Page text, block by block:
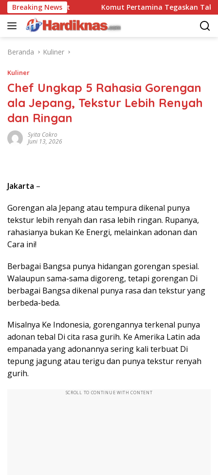
Langsung
ke
konten
Breaking News
90 Pasgat Komut Pertamina Tegaskan Tak Boleh
Beranda Kuliner
Kuliner
Chef Ungkap 5 Rahasia Gorengan
ala Jepang, Tekstur Lebih Renyah
dan Ringan
Syita Cokro
Juni 13, 2026
Jakarta –
Gorengan ala Jepang atau tempura dikenal punya
tekstur lebih renyah dan rasa lebih ringan. Rupanya,
rahasianya bukan Ke Energi, melainkan adonan dan
Cara ini!
Berbagai Bangsa punya hidangan gorengan spesial.
Walaupun sama-sama digoreng, tetapi gorengan Di
berbagai Bangsa dikenal punya rasa dan tekstur yang
berbeda-beda.
Misalnya Ke Indonesia, gorengannya terkenal punya
adonan tebal Di cita rasa gurih. Ke Amerika Latin ada
empanada yang adonannya sering kali terbuat Di
tepung jagung atau terigu dan punya tekstur renyah
gurih.
SCROLL TO CONTINUE WITH CONTENT